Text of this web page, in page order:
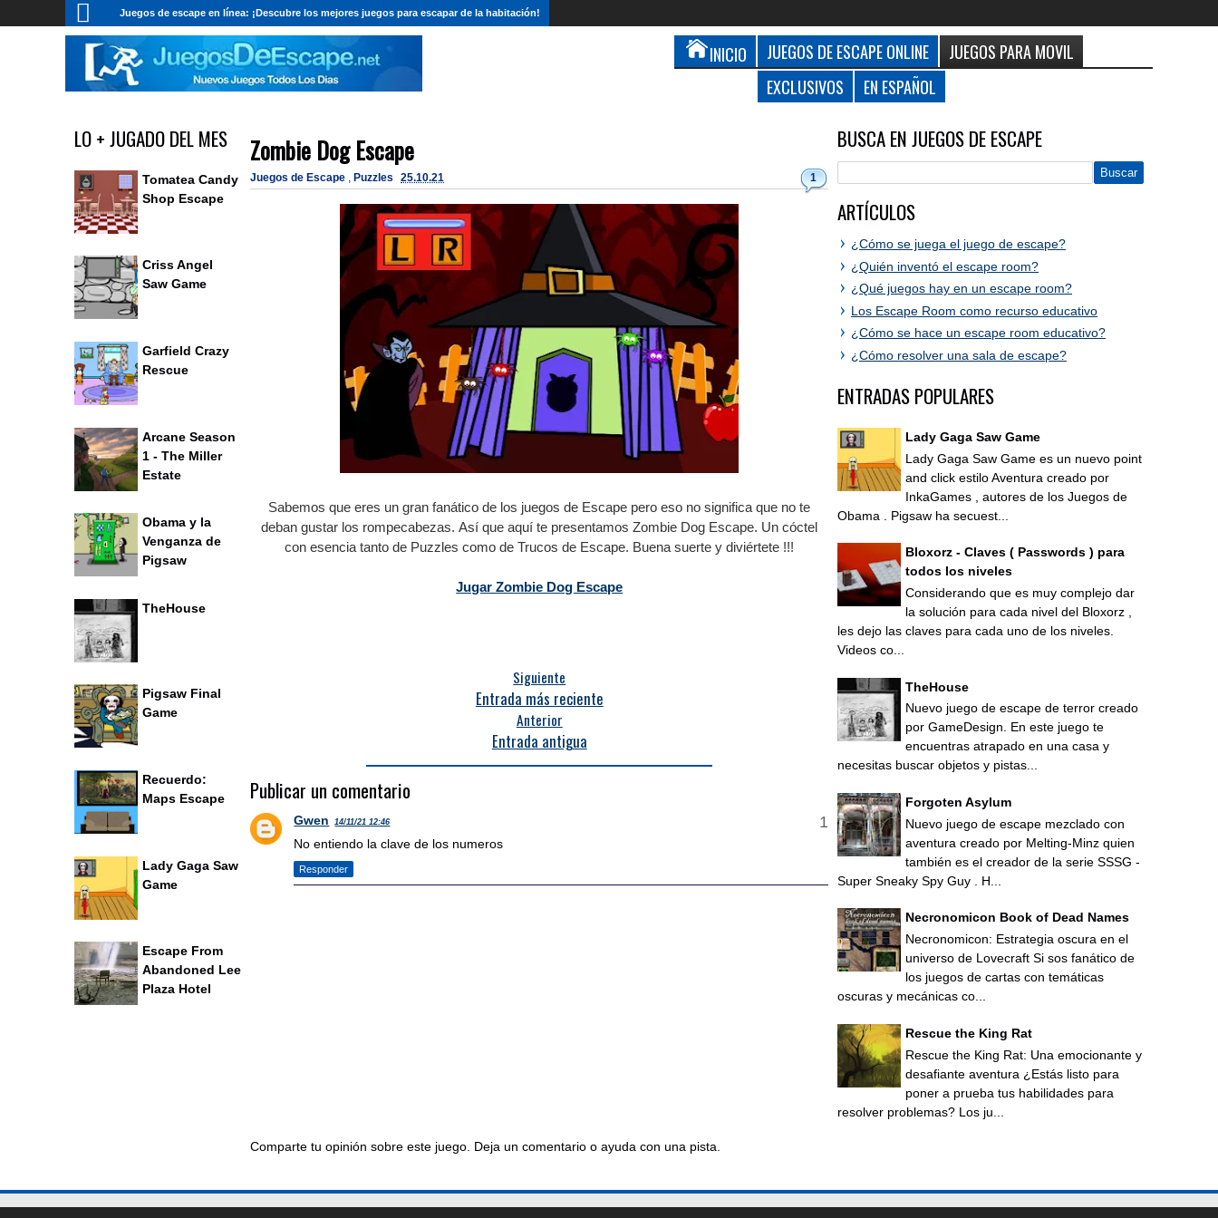
Juegos de escape en línea: ¡Descubre los mejores juegos para escapar de la habitación!
INICIO JUEGOS DE ESCAPE ONLINE
JUEGOS PARA MOVIL
EXCLUSIVOS
EN ESPAÑOL
Zombie Dog Escape
1
Juegos de Escape , Puzzles 25.10.21
Sabemos que eres un gran fanático de los juegos de Escape pero eso no significa que no te
deban gustar los rompecabezas.Así que aquí te presentamos Zombie Dog Escape. Un cóctel
con esencia tanto de Puzzles como de Trucos de Escape. Buena suerte y diviértete !!!
Jugar Zombie Dog Escape
Siguiente
Entrada más reciente
Anterior
Entrada antigua
Publicar un comentario
Gwen 14/11/21 12:46
No entiendo la clave de los numeros
Responder
Comparte tu opinión sobre este juego. Deja un comentario o ayuda con una pista.
LO + JUGADO DEL MES
Tomatea Candy
Shop Escape
Criss Angel
Saw Game
Garfield Crazy
Rescue
Arcane Season
1 - The Miller
Estate
Obama y la
Venganza de
Pigsaw
TheHouse
Pigsaw Final
Game
Recuerdo:
Maps Escape
Lady Gaga Saw
Game
Escape From
Abandoned Lee
Plaza Hotel
BUSCA EN JUEGOS DE ESCAPE
ARTÍCULOS
¿Cómo se juega el juego de escape?
¿Quién inventó el escape room?
¿Qué juegos hay en un escape room?
Los Escape Room como recurso educativo
¿Cómo se hace un escape room educativo?
¿Cómo resolver una sala de escape?
ENTRADAS POPULARES
Lady Gaga Saw Game
Lady Gaga Saw Game es un nuevo point
and click estilo Aventura creado por
InkaGames , autores de los Juegos de
Obama . Pigsaw ha secuest...
Bloxorz - Claves ( Passwords ) para
todos los niveles
Considerando que es muy complejo dar
la solución para cada nivel del Bloxorz ,
les dejo las claves para cada uno de los niveles.
Videos co...
TheHouse
Nuevo juego de escape de terror creado
por GameDesign. En este juego te
encuentras atrapado en una casa y
necesitas buscar objetos y pistas...
Forgoten Asylum
Nuevo juego de escape mezclado con
aventura creado por Melting-Minz quien
también es el creador de la serie SSSG -
Super Sneaky Spy Guy . H...
Necronomicon Book of Dead Names
Necronomicon: Estrategia oscura en el
universo de Lovecraft Si sos fanático de
los juegos de cartas con temáticas
oscuras y mecánicas co...
Rescue the King Rat
Rescue the King Rat: Una emocionante y
desafiante aventura ¿Estás listo para
poner a prueba tus habilidades para
resolver problemas? Los ju...